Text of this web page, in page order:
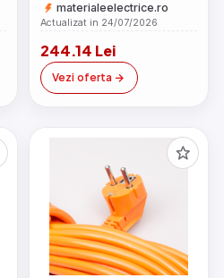
materialeelectrice.ro
Actualizat in 24/07/2026
244.14 Lei
Vezi oferta